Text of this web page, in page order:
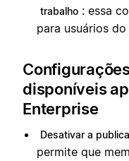
trabalho : essa
para usuários
disponíveis
Enterprise
Desativar a
permite que